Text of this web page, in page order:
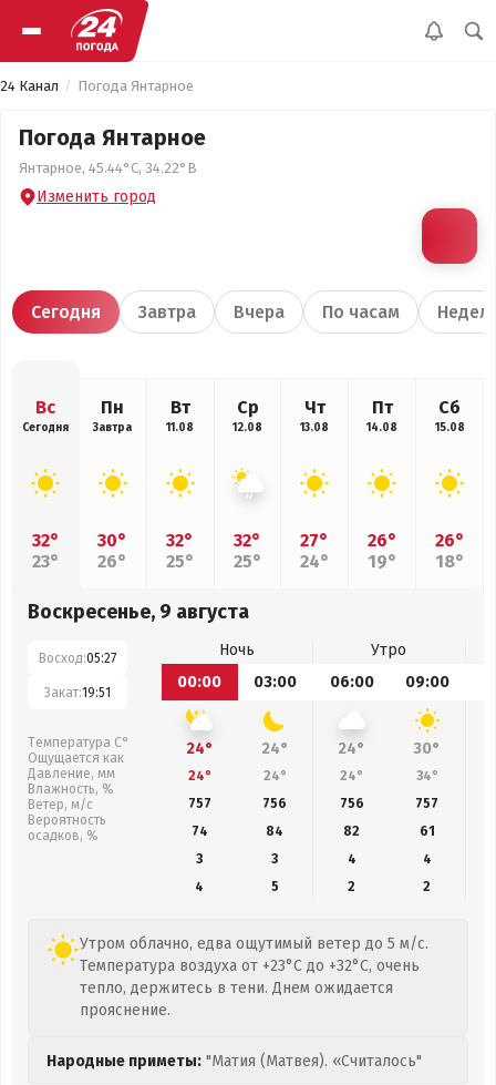
24 Канал Погода Янтарное
Погода Янтарное
Янтарное, 45.44°С, 34.22°В
Изменить город
Сегодня Завтра Вчера По часам
Вс
Сегодня
32°
23°
Пн
Завтра
30°
26°
Вт
11.08
32°
25°
Ср
12.08
32°
25°
Чт
13.08
27°
24°
Пт
14.08
26°
19°
Сб
15.08
26°
18°
Воскресенье, 9 августа
Восход:05:27
Закат:19:51
Температура С°
Ощущается как
Давление, мм
Влажность, %
Ветер, м/с
Вероятность
осадков, %
Ночь
Утро
00:00
03:00 06:00 09:00
24° 24° 24° 30°
24° 24° 24° 34°
757
756 756 757
74
84 82 61
3
3 4
4
4
5 2 2
Утром облачно, едва ощутимый ветер до 5 м/с.
Температура воздуха от +23°C до +32°C, очень
тепло, держитесь в тени. Днем ожидается
прояснение.
Народные приметы: "Матия (Матвея). «Считалось"